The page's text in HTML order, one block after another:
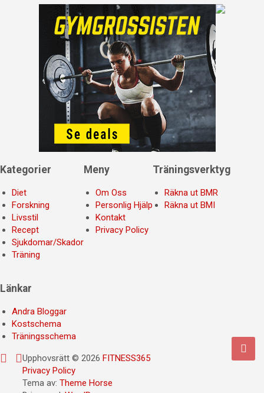
Kategorier
Diet
Forskning
Livsstil
Recept
Sjukdomar/Skador
Träning
Meny
Om Oss
Personlig Hjälp
Kontakt
Privacy Policy
Träningsverktyg
Räkna ut BMR
Räkna ut BMI
Länkar
Andra Bloggar
Kostschema
Träningsschema
Upphovsrätt © 2026 FITNESS365
Privacy Policy
Tema av: Theme Horse